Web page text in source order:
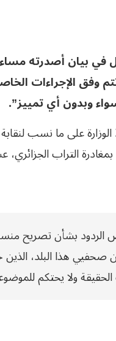
في بيان أصدرته مساء
وفق الإجراءات
وبدون أي تمييز”.
على ما نسب
التراب الجزائري،
الردود بشأن تصريح
هذا البلد، الذين
ولا يحتكم